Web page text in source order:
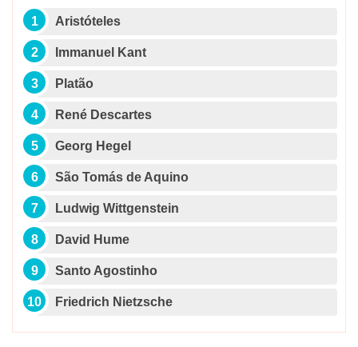
Aristóteles
Immanuel Kant
Platão
René Descartes
Georg Hegel
São Tomás de Aquino
Ludwig Wittgenstein
David Hume
Santo Agostinho
Friedrich Nietzsche